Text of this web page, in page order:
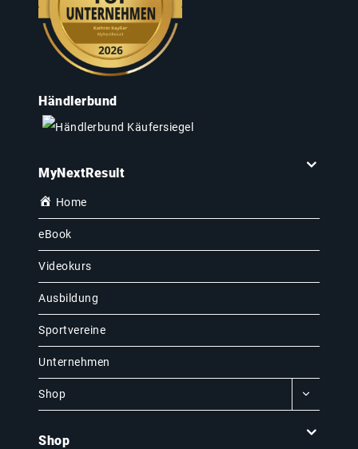
Händlerbund
MyNextResult
Home
eBook
Videokurs
Ausbildung
Sportvereine
Unternehmen
Shop
Shop